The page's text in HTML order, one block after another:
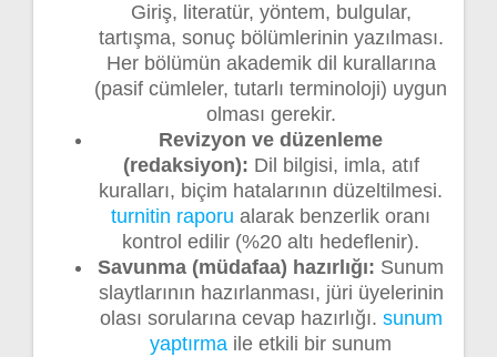
Giriş, literatür, yöntem, bulgular,
tartışma, sonuç bölümlerinin yazılması.
Her bölümün akademik dil kurallarına
(pasif cümleler, tutarlı terminoloji) uygun
olması gerekir.
Revizyon ve düzenleme
(redaksiyon): Dil bilgisi, imla, atıf
kuralları, biçim hatalarının düzeltilmesi.
turnitin raporu alarak benzerlik oranı
kontrol edilir (%20 altı hedeflenir).
Savunma (müdafaa) hazırlığı: Sunum
slaytlarının hazırlanması, jüri üyelerinin
olası sorularına cevap hazırlığı. sunum
yaptırma ile etkili bir sunum